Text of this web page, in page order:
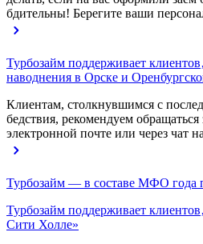
бдительны! Берегите ваши
Турбозайм поддерживает
наводнения в Орске и
Клиентам, столкнувшимся с
бедствия, рекомендуем
электронной почте или через чат
Турбозайм — в составе МФО года
Турбозайм поддерживает
Сити Холле»